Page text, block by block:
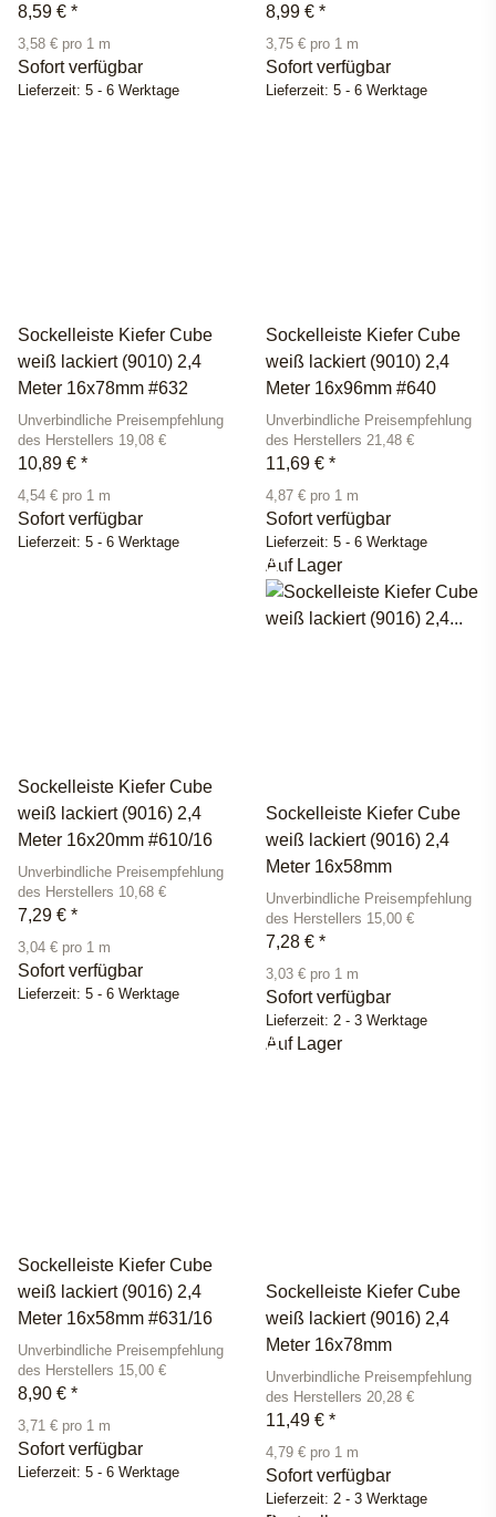
8,59 € *
3,58 € pro 1 m
Sofort verfügbar
Lieferzeit: 5 - 6 Werktage
8,99 € *
3,75 € pro 1 m
Sofort verfügbar
Lieferzeit: 5 - 6 Werktage
Sockelleiste Kiefer Cube
weiß lackiert (9010) 2,4
Meter 16x78mm #632
Unverbindliche Preisempfehlung
des Herstellers 19,08 €
10,89 € *
4,54 € pro 1 m
Sofort verfügbar
Lieferzeit: 5 - 6 Werktage
Sockelleiste Kiefer Cube
weiß lackiert (9010) 2,4
Meter 16x96mm #640
Unverbindliche Preisempfehlung
des Herstellers 21,48 €
11,69 € *
4,87 € pro 1 m
Sofort verfügbar
Lieferzeit: 5 - 6 Werktage
Sockelleiste Kiefer Cube
weiß lackiert (9016) 2,4
Meter 16x20mm #610/16
Unverbindliche Preisempfehlung
des Herstellers 10,68 €
7,29 € *
3,04 € pro 1 m
Sofort verfügbar
Lieferzeit: 5 - 6 Werktage
Auf Lager
Sockelleiste Kiefer Cube
weiß lackiert (9016) 2,4
Meter 16x58mm
Unverbindliche Preisempfehlung
des Herstellers 15,00 €
7,28 € *
3,03 € pro 1 m
Sofort verfügbar
Lieferzeit: 2 - 3 Werktage
Sockelleiste Kiefer Cube
weiß lackiert (9016) 2,4
Meter 16x58mm #631/16
Unverbindliche Preisempfehlung
des Herstellers 15,00 €
8,90 € *
3,71 € pro 1 m
Sofort verfügbar
Lieferzeit: 5 - 6 Werktage
Auf Lager
Sockelleiste Kiefer Cube
weiß lackiert (9016) 2,4
Meter 16x78mm
Unverbindliche Preisempfehlung
des Herstellers 20,28 €
11,49 € *
4,79 € pro 1 m
Sofort verfügbar
Lieferzeit: 2 - 3 Werktage